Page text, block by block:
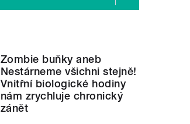
Zombie buňky aneb
Nestárneme všichni stejně!
Vnitřní biologické hodiny
nám zrychluje chronický
zánět